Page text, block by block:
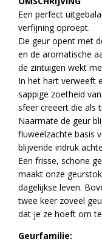
Een perfect
verfijning oproept.
De geur opent met
en de aromatische
de zintuigen wekt
In het hart verweeft
sappige zoetheid
sfeer creëert die als
Naarmate de geur
fluweelzachte basis
blijvende indruk
Een frisse, schone
maakt onze
dagelijkse leven.
twee keer zoveel
dat je ze hoeft om
Geurfamilie: